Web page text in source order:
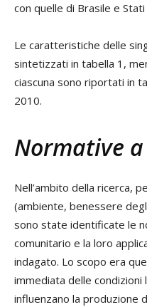
con quelle di Brasile e Stati
Le caratteristiche delle
sintetizzati in tabella 1,
ciascuna sono riportati in
2010.
Normative
Nell’ambito della ricerca,
(ambiente, benessere
sono state identificate le
comunitario e la loro
indagato. Lo scopo era
immediata delle condizioni
influenzano la produzione